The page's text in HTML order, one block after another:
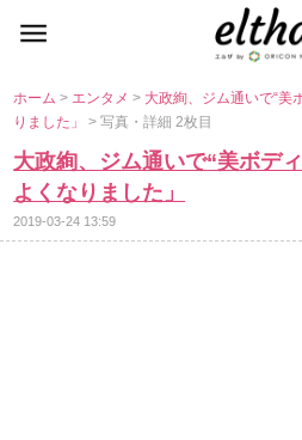
ホーム> エンタメ> 大政絢、ジム通いで“美
りました」> 写真・詳細 2枚目
大政絢、ジム通いで“美ボデ
よくなりました」
2019-03-24 13:59